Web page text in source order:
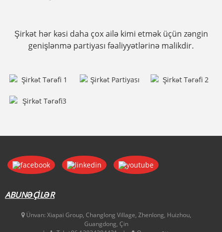
Şirkət hər kəsi daha çox ailə kimi etmək üçün zəngin
genişlənmə partiyası fəaliyyətlərinə malikdir.
ABUNƏÇİLƏR
Ünvan: Xiapai Group, Changlong Village, Zhenlong, Huizhou,
Guangdong, Çin